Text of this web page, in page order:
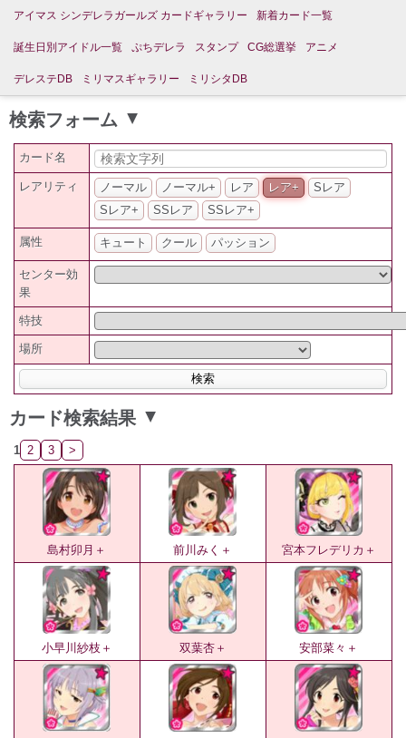
アイマス シンデレラガールズ カードギャラリー 新着カード一覧
誕生日別アイドル一覧 ぷちデレラ スタンプ CG総選挙 アニメ
デレステDB ミリマスギャラリー ミリシタDB
検索フォーム ▲
カード名
レアリティ ノーマル ノーマル+ レア レア+
Sレア
Sレア+
SSレア SSレア+
属性 キュート クール パッション
センター効
果
特技
場所
カード検索結果 ▲
1 2 3 >
島村卯月＋ 前川みく＋ 宮本フレデリカ＋
小早川紗枝＋ 双葉杏＋ 安部菜々＋